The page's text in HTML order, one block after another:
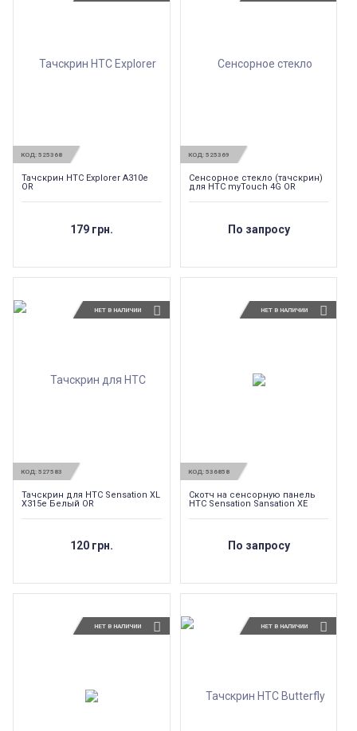
КОД: 525368
Тачскрин HTC Explorer A310e
OR
179 грн.
КОД: 525369
Сенсорное стекло (тачскрин)
для HTC myTouch 4G OR
По запросу
НЕТ В НАЛИЧИИ
КОД: 527583
Тачскрин для HTC Sensation XL
X315e Белый OR
120 грн.
НЕТ В НАЛИЧИИ
КОД: 536858
Скотч на сенсорную панель
HTC Sensation Sansation XE
По запросу
НЕТ В НАЛИЧИИ НЕТ В НАЛИЧИИ